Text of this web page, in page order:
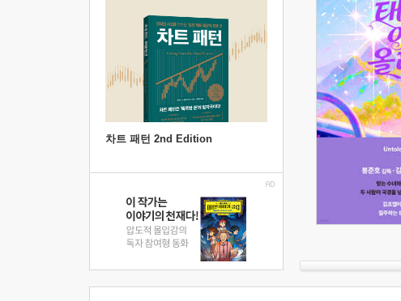
차트 패턴 2nd Edition